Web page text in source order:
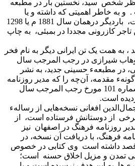
نظر شخص سید، نخستین بار در مطبعه
به خاطر اهمیتی که داشته و یا
شهرتی که کسب کرده است، باردیگر درهمان سال 1881 م یا 1298
کازرونی مجددا در بمبئی، به چاپ
به همت یک تن ایرانی دیگر به نام فخر
شیرازی در رجب المرجب سال
در مطبعهء حسینی جدید، به نشر
مقدمه، آن‌چه را که مدیر روزنامه
فرهنگ چاپ اصفهان در شماره 101 مورخ رجب المرجب سال
افغانی نسخه‌هایی از رسالهء
برخی از دوستانش فرستاده است، از
روزنامه فرهنگ در اصفهان نیز
فرهنگ، با دریافت آن نسخه، در
داشته است وی کتابی در خصوص
تمدن و مزیل اخلاق حسنه است؛